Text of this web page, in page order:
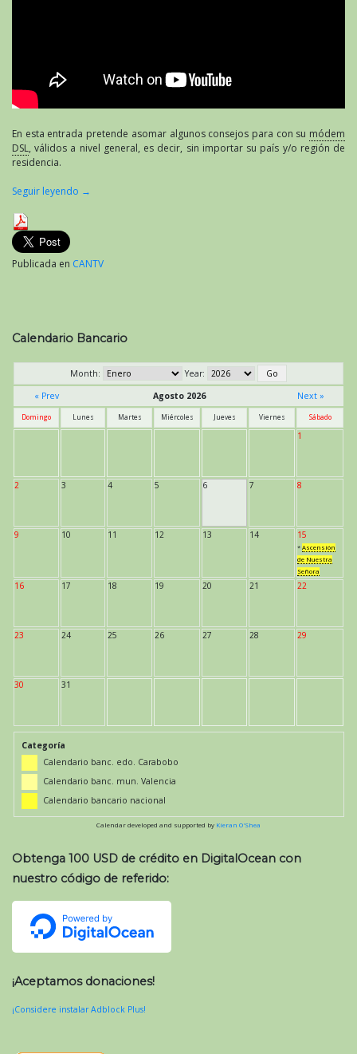
En esta entrada pretende asomar algunos consejos para con su módem
DSL, válidos a nivel general, es decir, sin importar su país y/o región de
residencia.
Seguir leyendo →
Publicada en CANTV
Calendario Bancario
Month:
Year:
« Prev
Agosto 2026 Next »
Domingo Lunes Martes Miércoles Jueves Viernes Sábado
1
2 3 4 5 6 7 8
9 10 11 12 13 14 15
* Ascensión
de Nuestra
Señora
16 17 18 19 20 21 22
23 24 25 26 27 28 29
30 31
Categoría
Calendario banc. edo. Carabobo
Calendario banc. mun. Valencia
Calendario bancario nacional
Calendar developed and supported by Kieran O'Shea
Obtenga 100 USD de crédito en DigitalOcean con
nuestro código de referido:
¡Aceptamos donaciones!
¡Considere instalar Adblock Plus!